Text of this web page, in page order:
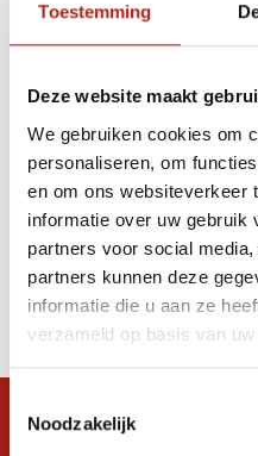
Toestemming
Deze website maakt
We gebruiken cookies om
personaliseren, om
en om ons websiteverkeer
informatie over uw gebruik
partners voor social
partners kunnen deze
informatie die u aan ze
verzameld op basis van
Noodzakelijk
Apply filters
Producten
Filter
Sorteren op
Snel antwoord op je